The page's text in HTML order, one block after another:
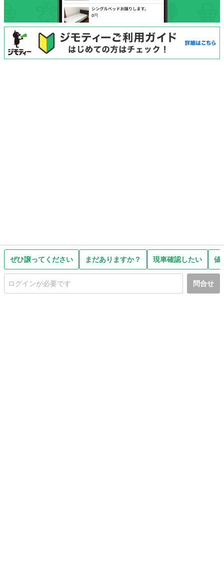
ぜひ譲ってください まだありますか？ 現車確認したい 値
問合せ